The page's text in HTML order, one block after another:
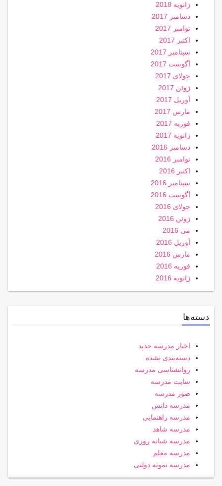
ژانویه 2018
دسامبر 2017
نوامبر 2017
اکتبر 2017
سپتامبر 2017
آگوست 2017
جولای 2017
ژوئن 2017
آوریل 2017
مارس 2017
فوریه 2017
ژانویه 2017
دسامبر 2016
نوامبر 2016
اکتبر 2016
سپتامبر 2016
آگوست 2016
جولای 2016
ژوئن 2016
می 2016
آوریل 2016
مارس 2016
فوریه 2016
ژانویه 2016
دسته‌ها
اخبار مدرسه جدید
دسته‌بندی نشده
روانشناسی مدرسه
سایت مدرسه
صور مدرسه
مدرسه دانش
مدرسه راهنمایی
مدرسه شاهد
مدرسه شبانه روزی
مدرسه معلم
مدرسه نمونه دولتی